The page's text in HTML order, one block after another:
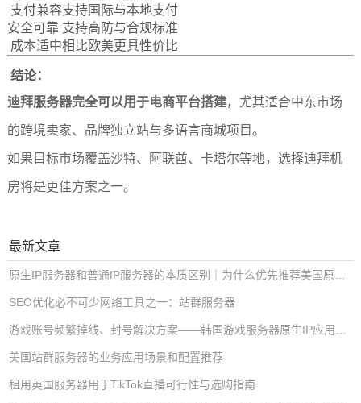
支付兼容支持国际与本地支付
安全可靠 支持高防与合规标准
成本适中相比欧美更具性价比
结论：
迪拜服务器完全可以用于电商平台搭建，尤其适合中东市场
的跨境卖家、品牌独立站与多语言商城项目。
如果目标市场覆盖沙特、阿联酋、卡塔尔等地，选择迪拜机
房将是更佳方案之一。
最新文章
SEO优化必不可少网络工具之一：站群服务器
美国站群服务器的业务应用场景和配置推荐
租用英国服务器用于TikTok直播可行性与选购指南